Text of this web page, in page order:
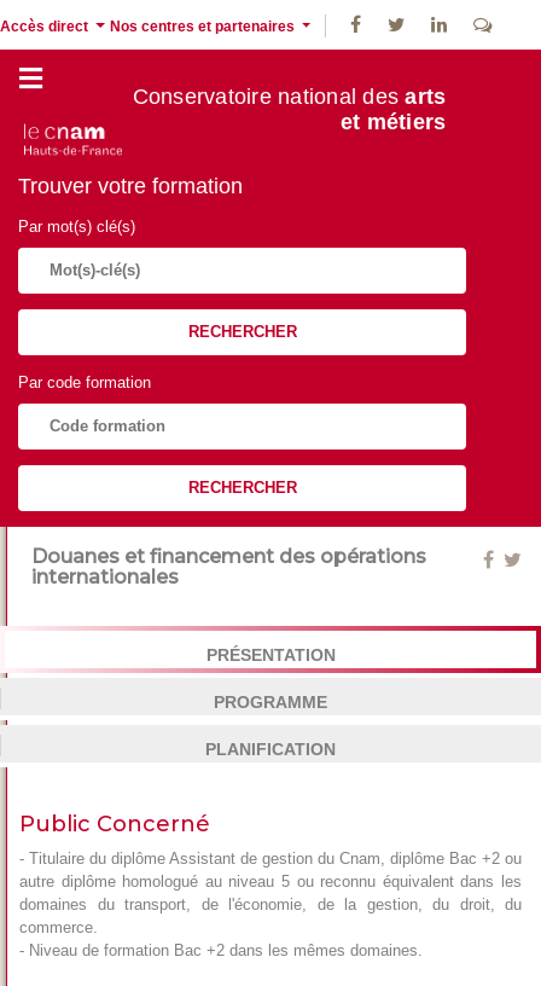
Accès direct Nos centres et partenaires
Conservatoire national desarts
et métiers
Trouver votre formation
Par mot(s) clé(s)
RECHERCHER
Par code formation
RECHERCHER
Douanes et financement des opérations
internationales
PRÉSENTATION
PROGRAMME
PLANIFICATION
Public Concerné
- Titulaire du diplôme Assistant de gestion du Cnam, diplôme Bac +2 ou
autre diplôme homologué au niveau 5 ou reconnu équivalent dans les
domaines du transport, de l'économie, de la gestion, du droit, du
commerce.
- Niveau de formation Bac +2 dans les mêmes domaines.